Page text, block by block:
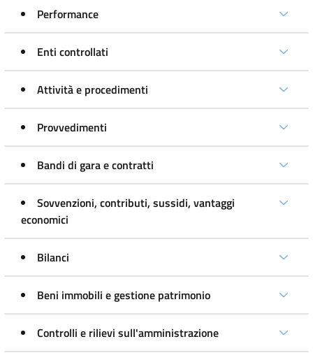
Performance
Enti controllati
Attività e procedimenti
Provvedimenti
Bandi di gara e contratti
Sovvenzioni, contributi, sussidi, vantaggi
economici
Bilanci
Beni immobili e gestione patrimonio
Controlli e rilievi sull'amministrazione